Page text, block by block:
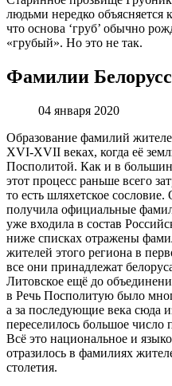
людьми нередко объясняется
что основа ‘груб’ обычно
«грубый». Но это не так.
Фамилии
04 января 2020
Образование фамилий
XVI-XVII веках, когда её
Посполитой. Как и в
этот процесс раньше всего
то есть шляхетское
получила официальные
уже входила в состав
ниже списках отражены
жителей этого региона в
все они принадлежат
Литовское ещё до
в Речь Посполитую было
а за последующие века сюда
переселилось большое число
Всё это национальное и
отразилось в фамилиях
столетия.